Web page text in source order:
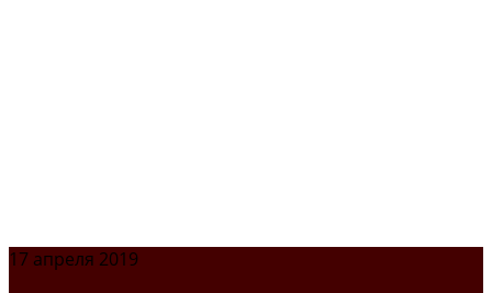
17 апреля 2019